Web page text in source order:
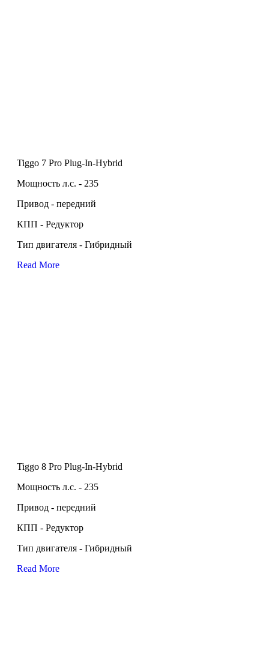
Tiggo 7 Pro Plug-In-Hybrid
Мощность л.с. - 235
Привод - передний
КПП - Редуктор
Тип двигателя - Гибридный
Read More
Tiggo 8 Pro Plug-In-Hybrid
Мощность л.с. - 235
Привод - передний
КПП - Редуктор
Тип двигателя - Гибридный
Read More